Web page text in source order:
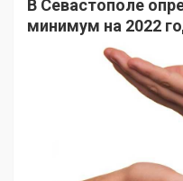
В Севастополе
минимум на 2022